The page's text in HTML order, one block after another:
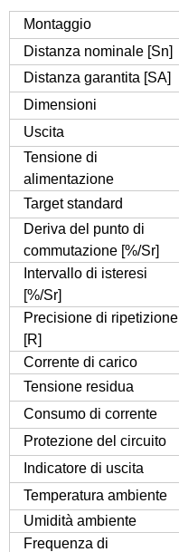
Montaggio
Distanza nominale [Sn]
Distanza garantita [SA]
Dimensioni
Uscita
Tensione di
alimentazione
Target standard
Deriva del punto di
commutazione [%/Sr]
Intervallo di isteresi
[%/Sr]
Precisione di ripetizione
[R]
Corrente di carico
Tensione residua
Consumo di corrente
Protezione del circuito
Indicatore di uscita
Temperatura ambiente
Umidità ambiente
Frequenza di